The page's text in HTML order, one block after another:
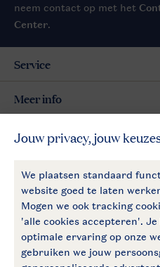
neem contact op met het
Center.
Service
Meer info
Meer Landal